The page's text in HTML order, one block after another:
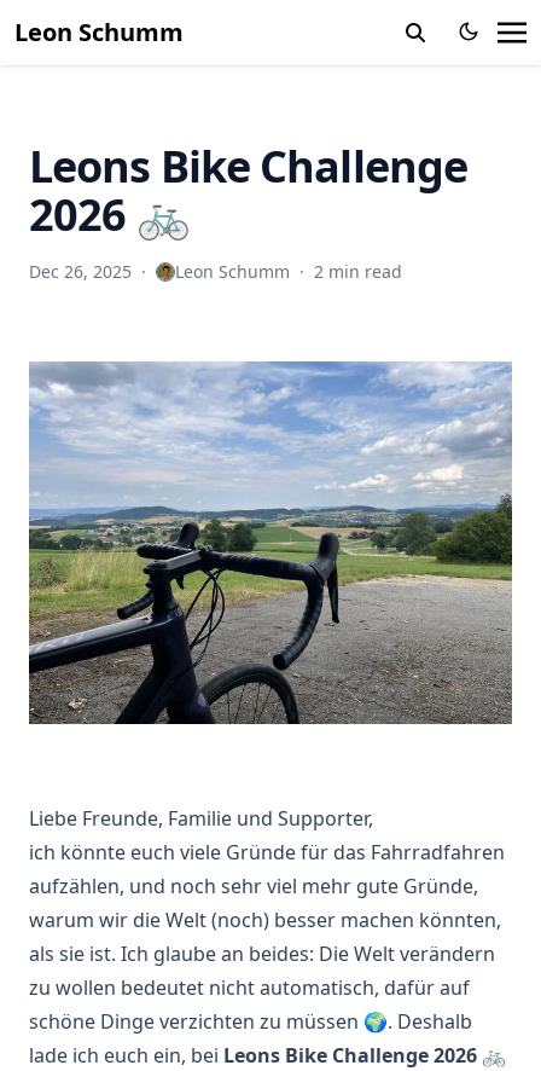
Leon Schumm
Leons Bike Challenge
2026 🚲
Dec 26, 2025 · Leon Schumm · 2 min read
Liebe Freunde, Familie und Supporter,
ich könnte euch viele Gründe für das Fahrradfahren
aufzählen, und noch sehr viel mehr gute Gründe,
warum wir die Welt (noch) besser machen könnten,
als sie ist. Ich glaube an beides: Die Welt verändern
zu wollen bedeutet nicht automatisch, dafür auf
schöne Dinge verzichten zu müssen 🌍. Deshalb
lade ich euch ein, bei Leons Bike Challenge 2026 🚲